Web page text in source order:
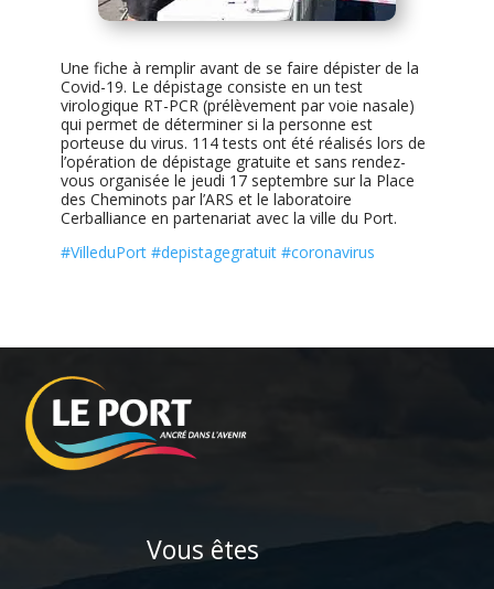
Une fiche à remplir avant de se faire dépister de la
Covid-19. Le dépistage consiste en un test
virologique RT-PCR (prélèvement par voie nasale)
qui permet de déterminer si la personne est
porteuse du virus. 114 tests ont été réalisés lors de
l’opération de dépistage gratuite et sans rendez-
vous organisée le jeudi 17 septembre sur la Place
des Cheminots par l’ARS et le laboratoire
Cerballiance en partenariat avec la ville du Port.
#VilleduPort #depistagegratuit #coronavirus
Vous êtes